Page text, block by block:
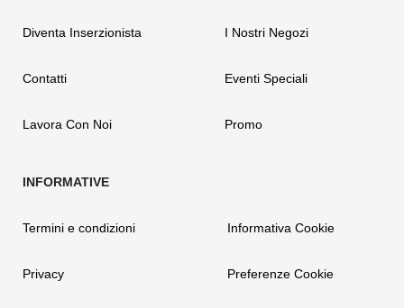
Diventa Inserzionista
Contatti
Lavora Con Noi
I Nostri Negozi
Eventi Speciali
Promo
Termini e condizioni
Privacy
Informativa Cookie
Preferenze Cookie